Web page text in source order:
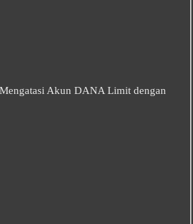
Akun DANA Limit dengan